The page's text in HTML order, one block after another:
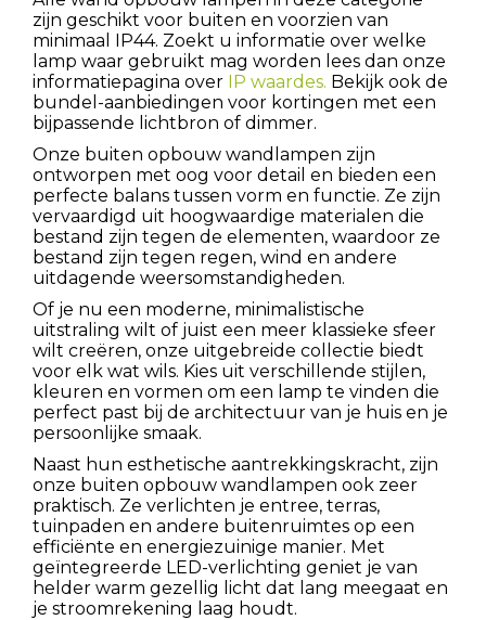
zijn geschikt voor buiten en voorzien van
minimaal IP44. Zoekt u informatie over welke
lamp waar gebruikt mag worden lees dan onze
informatiepagina over IP waardes. Bekijk ook de
bundel-aanbiedingen voor kortingen met een
bijpassende lichtbron of dimmer.
Onze buiten opbouw wandlampen zijn
ontworpen met oog voor detail en bieden een
perfecte balans tussen vorm en functie. Ze zijn
vervaardigd uit hoogwaardige materialen die
bestand zijn tegen de elementen, waardoor ze
bestand zijn tegen regen, wind en andere
uitdagende weersomstandigheden.
Of je nu een moderne, minimalistische
uitstraling wilt of juist een meer klassieke sfeer
wilt creëren, onze uitgebreide collectie biedt
voor elk wat wils. Kies uit verschillende stijlen,
kleuren en vormen om een lamp te vinden die
perfect past bij de architectuur van je huis en je
persoonlijke smaak.
Naast hun esthetische aantrekkingskracht, zijn
onze buiten opbouw wandlampen ook zeer
praktisch. Ze verlichten je entree, terras,
tuinpaden en andere buitenruimtes op een
efficiënte en energiezuinige manier. Met
geïntegreerde LED-verlichting geniet je van
helder warm gezellig licht dat lang meegaat en
je stroomrekening laag houdt.